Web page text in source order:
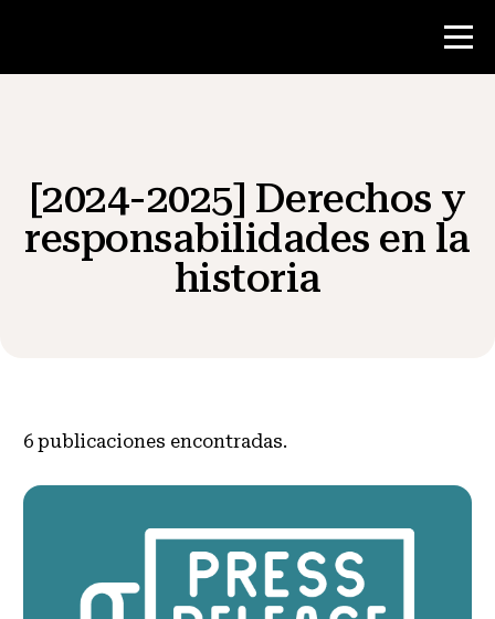
Recursos para maestros
Noticias y Eventos
[2024-2025] Derechos y
responsabilidades en la
historia
6 publicaciones encontradas.